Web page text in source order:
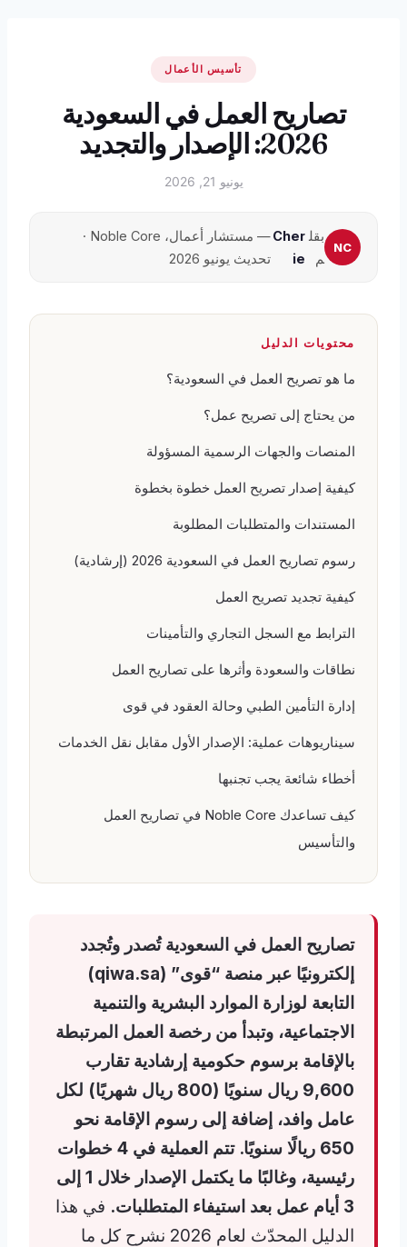
تأسيس الأعمال
تصاريح العمل في السعودية
2026: الإصدار والتجديد
يونيو 21, 2026
بقل
م
Cher
ie
— مستشار أعمال، Noble Core ·
تحديث يونيو 2026
محتويات الدليل
ما هو تصريح العمل في السعودية؟
من يحتاج إلى تصريح عمل؟
المنصات والجهات الرسمية المسؤولة
كيفية إصدار تصريح العمل خطوة بخطوة
المستندات والمتطلبات المطلوبة
رسوم تصاريح العمل في السعودية 2026 (إرشادية)
كيفية تجديد تصريح العمل
الترابط مع السجل التجاري والتأمينات
نطاقات والسعودة وأثرها على تصاريح العمل
إدارة التأمين الطبي وحالة العقود في قوى
سيناريوهات عملية: الإصدار الأول مقابل نقل الخدمات
أخطاء شائعة يجب تجنبها
كيف تساعدك Noble Core في تصاريح العمل
والتأسيس
تصاريح العمل في السعودية تُصدر وتُجدد
إلكترونيًا عبر منصة “قوى” (qiwa.sa)
التابعة لوزارة الموارد البشرية والتنمية
الاجتماعية، وتبدأ من رخصة العمل المرتبطة
بالإقامة برسوم حكومية إرشادية تقارب
9,600 ريال سنويًا (800 ريال شهريًا) لكل
عامل وافد، إضافة إلى رسوم الإقامة نحو
650 ريالًا سنويًا. تتم العملية في 4 خطوات
رئيسية، وغالبًا ما يكتمل الإصدار خلال 1 إلى
3 أيام عمل بعد استيفاء المتطلبات.
في هذا
الدليل المحدّث لعام 2026 نشرح كل ما